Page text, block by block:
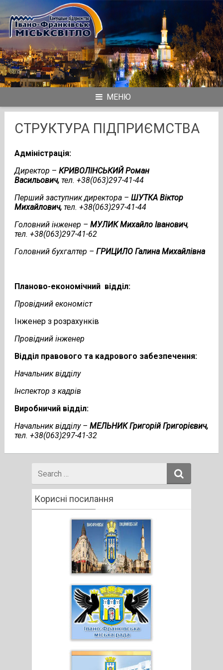
to
content
МЕНЮ
СТРУКТУРА ПІДПРИЄМСТВА
Адміністрація:
Директор – КРИВОЛІНСЬКИЙ Роман
Васильович, тел. +38(063)297-41-44
Перший заступник директора – ШУТКА Віктор
Михайлович,тел. +38(063)297-41-44
Головний інженер – МУЛИК Михайло Іванович,
тел. +38(063)297-41-62
Головний бухгалтер – ГРИЦИЛО Галина Михайлівна
Планово-економічний відділ:
Провідний економіст
Інженер з розрахунків
Провідний інженер
Відділ правового та кадрового забезпечення:
Начальник відділу
Інспектор з кадрів
Виробничий відділ:
Начальник відділу – МЕЛЬНИК Григорій Григорієвич,
тел. +38(063)297-41-32
for
Корисні посилання